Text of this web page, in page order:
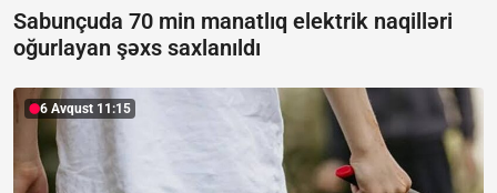
Sabunçuda 70 min manatlıq elektrik naqilləri
oğurlayan şəxs saxlanıldı
6 Avqust 11:15